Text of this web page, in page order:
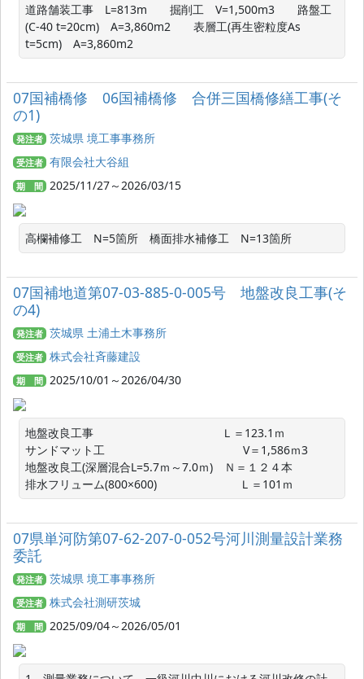
道路舗装工事　L=813m　　掘削工　V=1,500m3　　路盤工
(C-40 t=20cm)　A=3,860m2　　表層工(再生密粒度As
t=5cm)　A=3,860m2
07国補橋修 06国補橋修 合併三国橋修繕工事(そ
の1)
発注者 茨城県 境工事事務所
受注者 有限会社大谷組
期 間 2025/11/27～2026/03/15
高欄補修工　N=5箇所　橋面排水補修工　N=13箇所
07国補地道第07-03-885-0-005号 地盤改良工事(そ
の4)
発注者 茨城県 土浦土木事務所
受注者 株式会社斉藤建設
期 間 2025/10/01～2026/04/30
地盤改良工事　　　　　　　　　　　 Ｌ＝123.1ｍ
サンドマット工　　　　　　　　　　　    V＝1,586ｍ3
地盤改良工(深層混合L=5.7ｍ～7.0ｍ)　Ｎ＝１２４本
排水フリューム(800×600)　　　　　　　 Ｌ＝101ｍ
07県単河防第07-62-207-0-052号河川測量設計業務
委託
発注者 茨城県 境工事事務所
受注者 株式会社測研茨城
期 間 2025/09/04～2026/05/01